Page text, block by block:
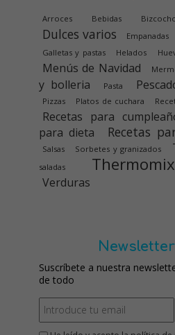
Arroces Bebidas
Dulces varios Empanadas
Galletas y pastas
Helados
Menús de Navidad
y bolleria
Pasta
Pizzas Platos de cuchara
Recetas para
para dieta
Recetas
Salsas Sorbetes y granizados
saladas
Thermomix
Verduras
Newsletter
Suscríbete a nuestra
de todo